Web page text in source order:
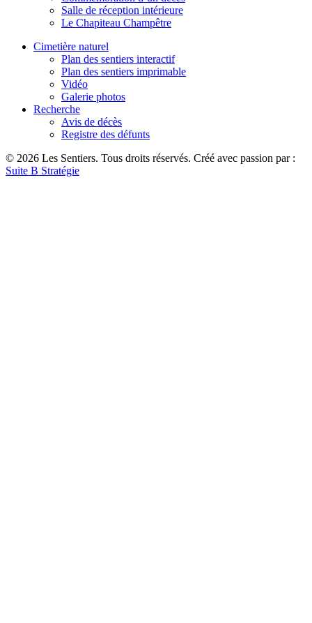
Salle de réception intérieure
Le Chapiteau Champêtre
Cimetière naturel
Plan des sentiers interactif
Plan des sentiers imprimable
Vidéo
Galerie photos
Recherche
Avis de décès
Registre des défunts
© 2026 Les Sentiers. Tous droits réservés. Créé avec passion par :
Suite B Stratégie